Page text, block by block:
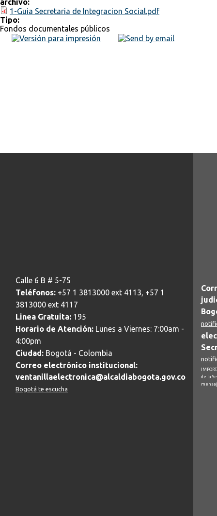
archivo:
1-Guia Secretaria de Integracion Social.pdf
Tipo:
Fondos documentales públicos
Calle 6 B # 5-75
Teléfonos: +57 1 3813000 ext 4113, +57 1
3813000 ext 4117
Linea Gratuita: 195
Horario de Atención: Lunes a Viernes: 7:00am -
4:00pm
Ciudad: Bogotá - Colombia
Correo electrónico institucional:
ventanillaelectronica@alcaldiabogota.gov.co
Bogotá te escucha
de la